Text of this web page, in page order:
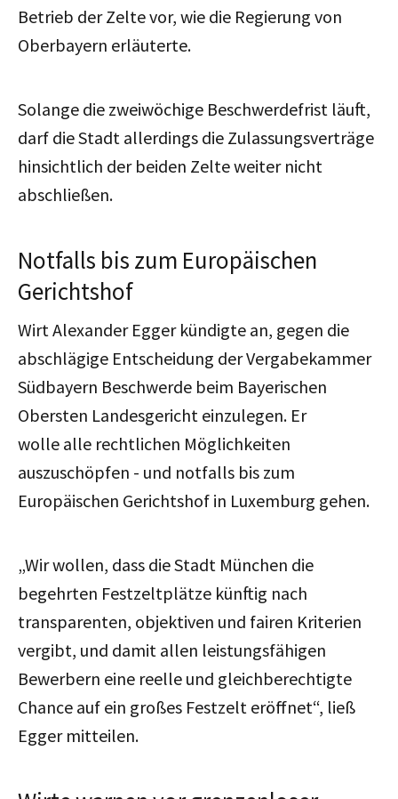
Betrieb der Zelte vor, wie die Regierung von
Oberbayern erläuterte.
Solange die zweiwöchige Beschwerdefrist läuft,
darf die Stadt allerdings die Zulassungsverträge
hinsichtlich der beiden Zelte weiter nicht
abschließen.
Notfalls bis zum Europäischen
Gerichtshof
Wirt Alexander Egger kündigte an, gegen die
abschlägige Entscheidung der Vergabekammer
Südbayern Beschwerde beim Bayerischen
Obersten Landesgericht einzulegen. Er
wolle alle rechtlichen Möglichkeiten
auszuschöpfen - und notfalls bis zum
Europäischen Gerichtshof in Luxemburg gehen.
„Wir wollen, dass die Stadt München die
begehrten Festzeltplätze künftig nach
transparenten, objektiven und fairen Kriterien
vergibt, und damit allen leistungsfähigen
Bewerbern eine reelle und gleichberechtigte
Chance auf ein großes Festzelt eröffnet“, ließ
Egger mitteilen.